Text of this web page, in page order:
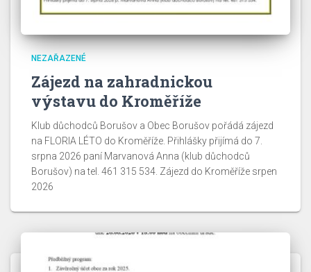
NEZAŘAZENÉ
Zájezd na zahradnickou
výstavu do Kroměříže
Klub důchodců Borušov a Obec Borušov pořádá zájezd
na FLORIA LÉTO do Kroměříže. Přihlášky přijímá do 7.
srpna 2026 paní Marvanová Anna (klub důchodců
Borušov) na tel. 461 315 534. Zájezd do Kroměříže srpen
2026